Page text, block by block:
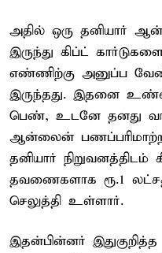
அதில் ஒரு தனியார்
இருந்து கிப்ட்
எண்ணிற்கு அனுப்ப
இருந்தது. இதனை
பெண், உடனே தனது
ஆன்லைன்
தனியார் நிறுவனத்திடம்
தவணைகளாக ரூ.1
செலுத்தி உள்ளார்.
இதன்பின்னர்